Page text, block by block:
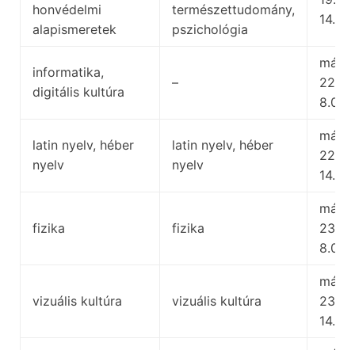
honvédelmi
alapismeretek
természettudomány,
pszichológia
14.00
informatika,
digitális kultúra
–
május
22.,
8.00
latin nyelv, héber
nyelv
latin nyelv, héber
nyelv
május
22.,
14.00
fizika fizika
május
23.,
8.00
vizuális kultúra vizuális kultúra
május
23.,
14.00